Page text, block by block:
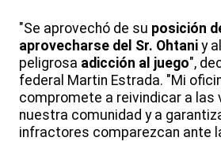
"Se aprovechó de su posición
aprovecharse del Sr. Ohtani y
peligrosa adicción al juego",
federal Martin Estrada. "Mi
compromete a reivindicar a las
nuestra comunidad y a
infractores comparezcan ante